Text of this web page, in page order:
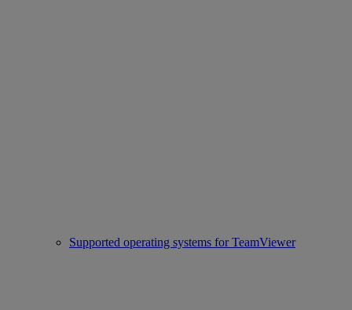
Supported operating systems for TeamViewer